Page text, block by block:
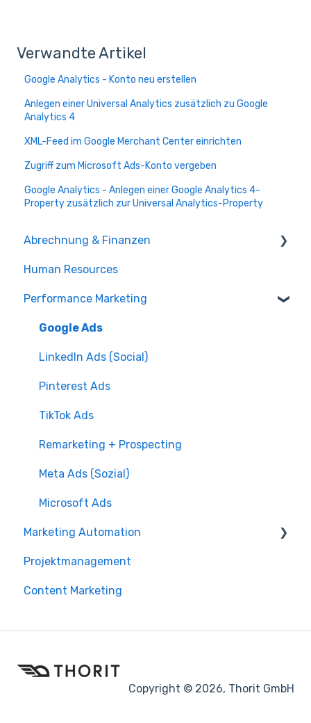
Verwandte Artikel
Google Analytics - Konto neu erstellen
Anlegen einer Universal Analytics zusätzlich zu Google
Analytics 4
XML-Feed im Google Merchant Center einrichten
Zugriff zum Microsoft Ads-Konto vergeben
Google Analytics - Anlegen einer Google Analytics 4-
Property zusätzlich zur Universal Analytics-Property
Abrechnung & Finanzen
Rechnungsstellung
Verträge
Human Resources
Performance Marketing
Google Ads
LinkedIn Ads (Social)
Pinterest Ads
TikTok Ads
Remarketing + Prospecting
Meta Ads (Sozial)
Microsoft Ads
Marketing Automation
SALESmanago
HubSpot
Projektmanagement
Content Marketing
Copyright © 2026, Thorit GmbH